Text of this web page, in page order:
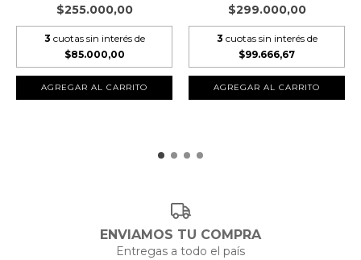
$255.000,00
3 cuotas sin interés de
$85.000,00
AGREGAR AL CARRITO
$299.000,00
3 cuotas sin interés de
$99.666,67
AGREGAR AL CARRITO
ENVIAMOS TU COMPRA
Entregas a todo el país